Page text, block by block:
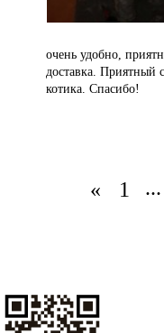
очень удобно,
доставка. Приятный
котика. Спасибо!
« 1 ...